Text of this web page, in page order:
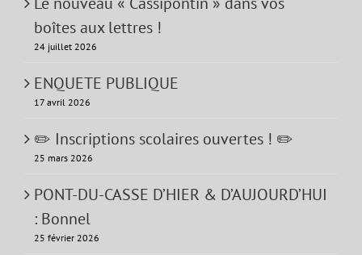
boîtes aux lettres !
24 juillet 2026
ENQUETE PUBLIQUE
17 avril 2026
✏️ Inscriptions scolaires ouvertes ! ✏️
25 mars 2026
PONT-DU-CASSE D’HIER & D’AUJOURD’HUI
: Bonnel
25 février 2026